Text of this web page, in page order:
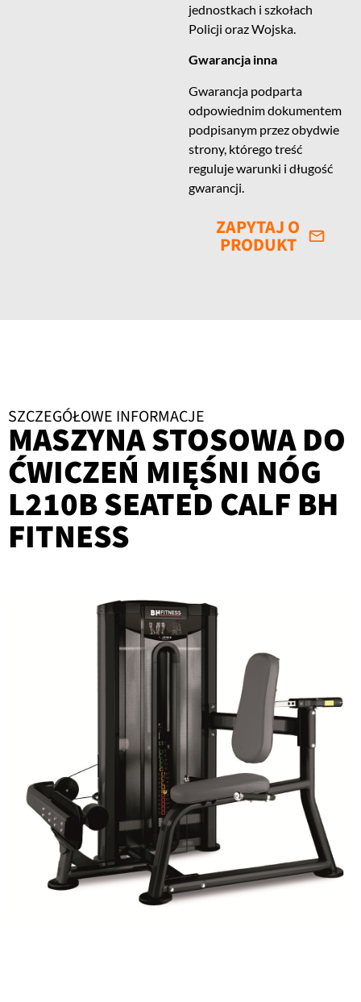
jednostkach i szkołach
Policji oraz Wojska.
Gwarancja inna
Gwarancja podparta
odpowiednim dokumentem
podpisanym przez obydwie
strony, którego treść
reguluje warunki i długość
gwarancji.
ZAPYTAJ O
PRODUKT
SZCZEGÓŁOWE INFORMACJE
MASZYNA STOSOWA DO
ĆWICZEŃ MIĘŚNI NÓG
L210B SEATED CALF BH
FITNESS